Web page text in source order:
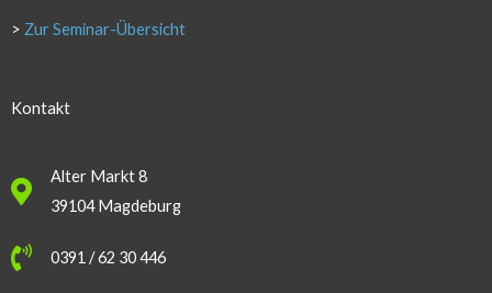
> Zur Seminar-Übersicht
Kontakt
Alter Markt 8
39104 Magdeburg
0391 / 62 30 446